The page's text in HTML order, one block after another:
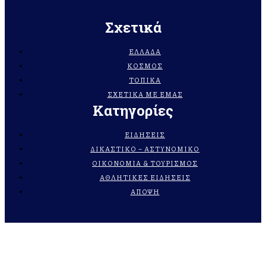
Σχετικά
ΕΛΛΆΔΑ
ΚΌΣΜΟΣ
ΤΟΠΙΚΆ
ΣΧΕΤΙΚΆ ΜΕ ΕΜΆΣ
Κατηγορίες
ΕΙΔΗΣΕΙΣ
ΔΙΚΑΣΤΙΚΟ – ΑΣΤΥΝΟΜΙΚΟ
ΟΙΚΟΝΟΜΙΑ & ΤΟΥΡΙΣΜΟΣ
ΑΘΛΗΤΙΚΕΣ ΕΙΔΗΣΕΙΣ
ΑΠΟΨΗ